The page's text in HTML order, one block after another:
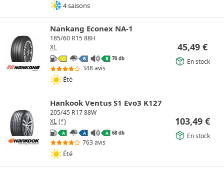
4 saisons
Nankang Econex NA-1
185/60 R15 88H
XL
C B B 70 db
348 avis
Été
45,49 €
En stock
Hankook Ventus S1 Evo3 K127
205/45 R17 88W
XL (*)
A A A 68 db
763 avis
Été
103,49 €
En stock